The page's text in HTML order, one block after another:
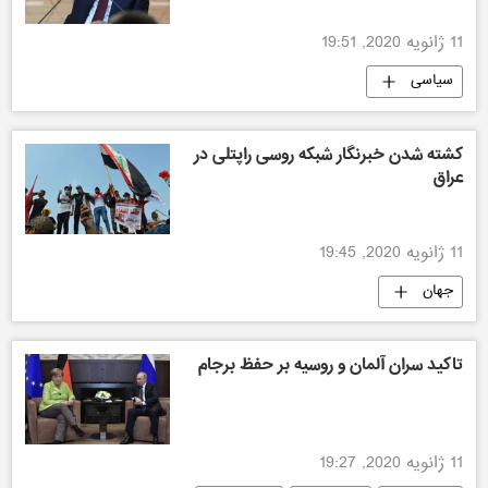
11 ژانویه 2020, 19:51
سیاسی
کشته شدن خبرنگار شبکه روسی راپتلی در
عراق
11 ژانویه 2020, 19:45
جهان
تاکید سران آلمان و روسیه بر حفظ برجام
11 ژانویه 2020, 19:27